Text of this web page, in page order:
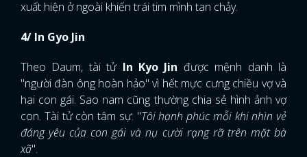
xuất hiện ở ngoài khiến trái tim mình tan chảy.
4/ In Gyo Jin
Theo Daum, tài tử In Kyo Jin được mệnh danh là
"người đàn ông hoàn hảo" vì hết mực cưng chiều vợ và
hai con gái. Sao nam cũng thường chia sẻ hình ảnh vợ
con. Tài tử còn tâm sự: "Tôi hạnh phúc mỗi khi nhìn vẻ
đáng yêu của con gái và nụ cười rạng rỡ trên mặt bà
xã".